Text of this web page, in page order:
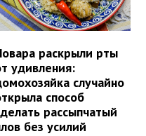
раскрыли рты
удивления:
случайно
способ
рассыпчатый
без усилий